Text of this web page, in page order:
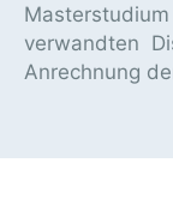
verwandten
Anrechnung